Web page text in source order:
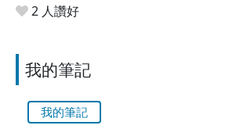
2 人讚好
我的筆記
我的筆記